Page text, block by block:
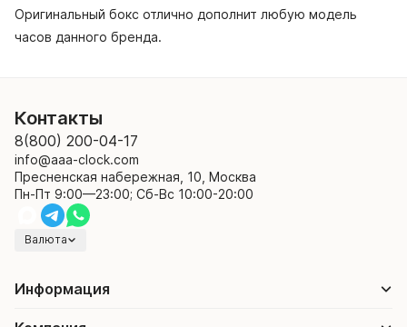
Оригинальный бокс отлично дополнит любую модель
часов данного бренда.
Контакты
8(800) 200-04-17
info@aaa-clock.com
Пресненская набережная, 10, Москва
Пн-Пт 9:00—23:00; Сб-Вс 10:00-20:00
Валюта
Информация